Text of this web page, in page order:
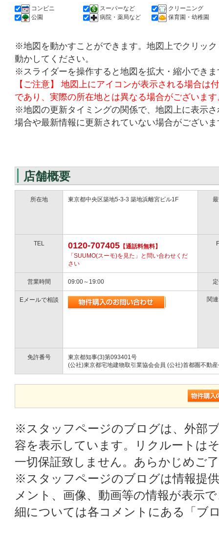
コンビニ スーパーなど
クリーニング
公園
病院・薬局など 保育園・幼稚園
※地図を動かすことができます。地図上でクリッ
動かしてください。
※スライダーを操作すると地図を拡大・縮小できま
【ご注意】 地図上にアイコンが表示される場合は
であり、実際の所在地とは異なる場合がございます
※地図の更新タイミングの関係で、地図上に表示
場合や最新情報に更新されていない場合がござい
店舗概要
所在地 東京都中央区築地5-3-3 築地浜離宮ビル1F
TEL 0120-707405 【通話料無料】
「SUUMO(スーモ)を見た」と問い合わせくだ
さい
営業時間 09:00～19:00
Eメールで相談 関
免許番号
東京都知事(3)第093401号
(公社)東京都宅地建物取引業協会会員 (公社)首都圏不動
※スタッフページのブログは、外部
容を表示しています。リクルートは
一切保証致しません。あらかじめご
※スタッフページのブログは情報提
メント、画像、動画等の情報が表示
細については各コメントにある「ブ